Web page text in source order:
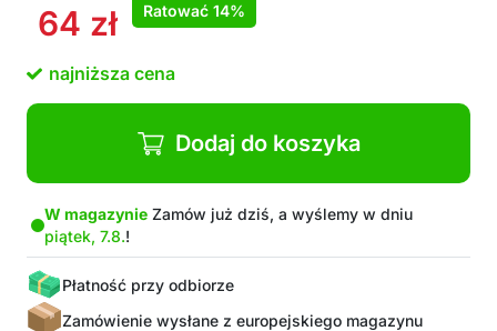
64 zł Ratować 14%
najniższa cena
Dodaj do koszyka
W magazynie Zamów już dziś, a wyślemy w dniu
piątek, 7.8.!
Płatność przy odbiorze
Zamówienie wysłane z europejskiego magazynu